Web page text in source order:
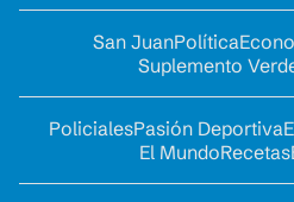
San JuanPolítica
Suplemento
PolicialesPasión Deportiva
El MundoRecetas